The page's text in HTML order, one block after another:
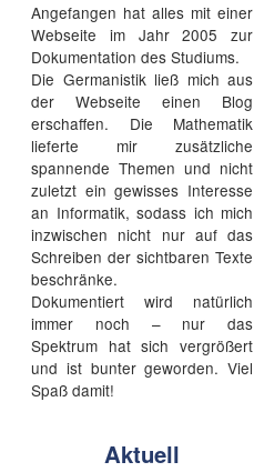
Angefangen hat alles mit einer
Webseite im Jahr 2005 zur
Dokumentation des Studiums.
Die Germanistik ließ mich aus
der Webseite einen Blog
erschaffen. Die Mathematik
lieferte mir zusätzliche
spannende Themen und nicht
zuletzt ein gewisses Interesse
an Informatik, sodass ich mich
inzwischen nicht nur auf das
Schreiben der sichtbaren Texte
beschränke.
Dokumentiert wird natürlich
immer noch – nur das
Spektrum hat sich vergrößert
und ist bunter geworden. Viel
Spaß damit!
Aktuell